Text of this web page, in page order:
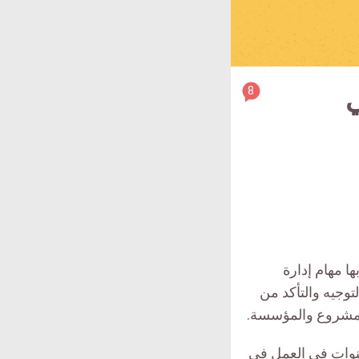
article
8
مهام إدارة
والتأكد من
والمؤسسة.
هي درجة البكالريوس في مجال ذي صلة، وخبرة لا تقل عن 3 سنوات في العمل في